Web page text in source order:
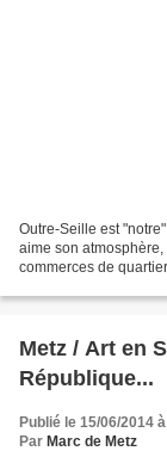
Outre-Seille est
aime son
commerces de
Metz / Art en
République...
Publié le 15/06/2014
Par Marc de Metz